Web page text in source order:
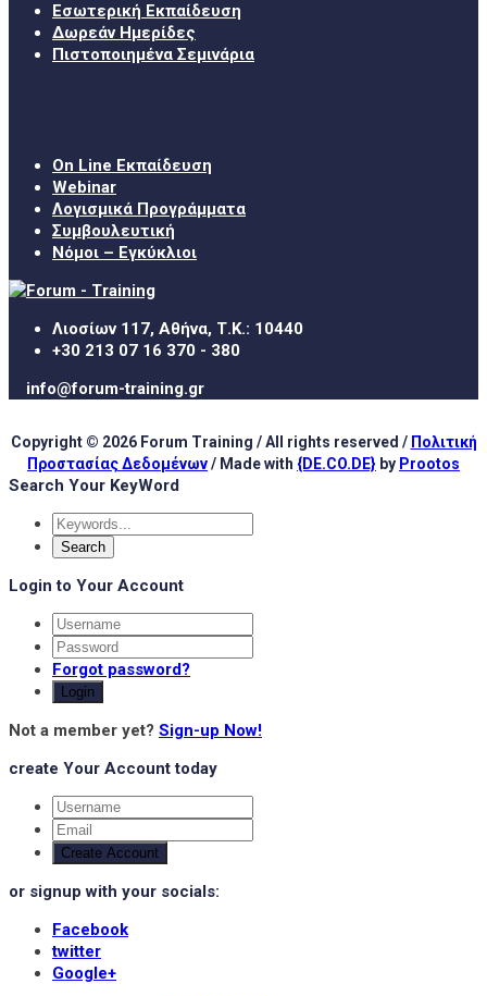
Εσωτερική Εκπαίδευση
Δωρεάν Ημερίδες
Πιστοποιημένα Σεμινάρια
On Line Εκπαίδευση
Webinar
Λογισμικά Προγράμματα
Συμβουλευτική
Νόμοι – Εγκύκλιοι
Λιοσίων 117, Αθήνα, Τ.Κ.: 10440
+30 213 07 16 370 - 380
info@forum-training.gr
Copyright © 2026 Forum Training / All rights reserved / Πολιτική
Προστασίας Δεδομένων/ Made with {DE.CO.DE} by Prootos
Search Your KeyWord
Login to Your Account
Forgot password?
Login
Not a member yet? Sign-up Now!
create Your Account today
Create Account
or signup with your socials:
Facebook
twitter
Google+